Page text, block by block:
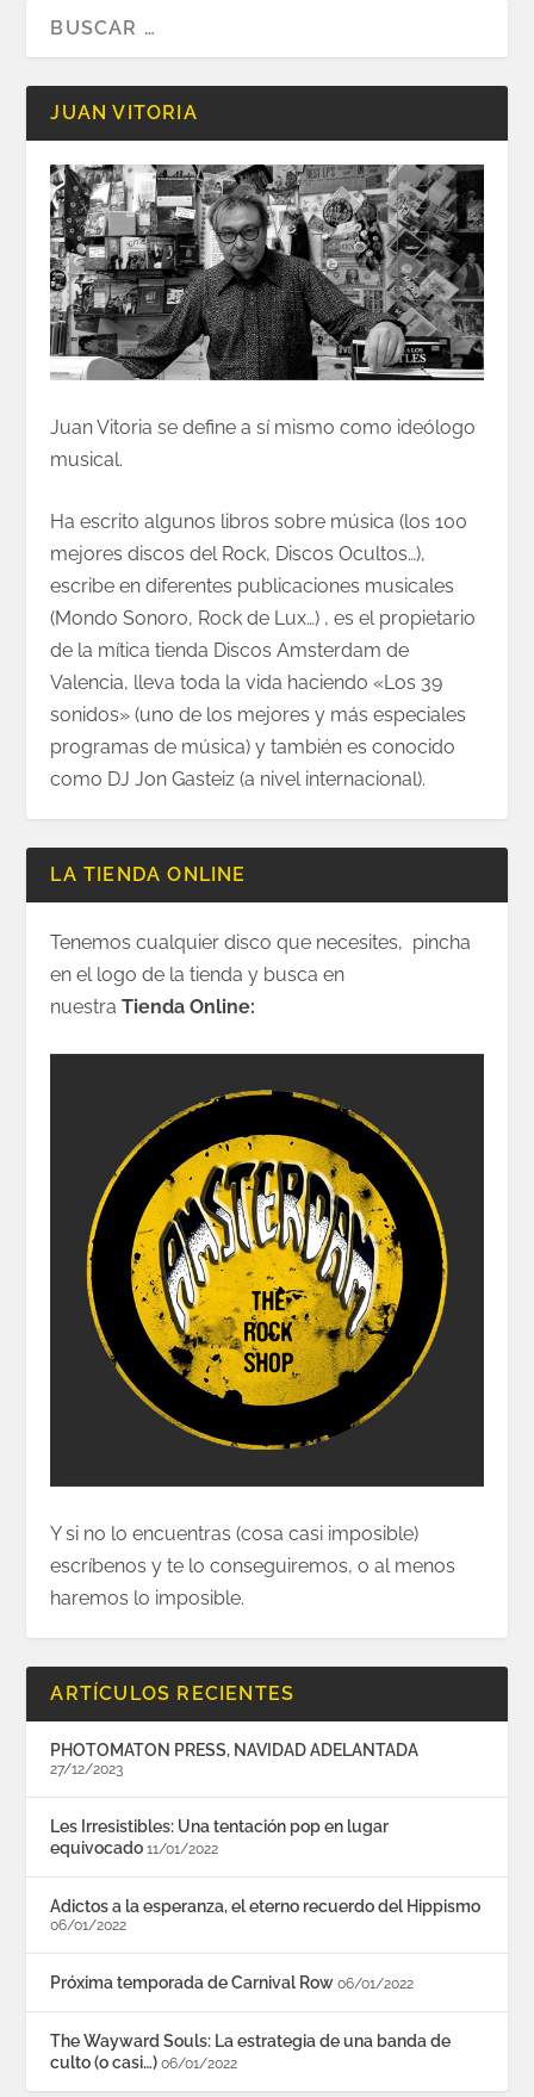
JUAN VITORIA
Juan Vitoria se define a sí mismo como ideólogo
musical.
Ha escrito algunos libros sobre música (los 100
mejores discos del Rock, Discos Ocultos…),
escribe en diferentes publicaciones musicales
(Mondo Sonoro, Rock de Lux…) , es el propietario
de la mítica tienda Discos Amsterdam de
Valencia, lleva toda la vida haciendo «Los 39
sonidos» (uno de los mejores y más especiales
programas de música) y también es conocido
como DJ Jon Gasteiz (a nivel internacional).
LA TIENDA ONLINE
Tenemos cualquier disco que necesites, pincha
en el logo de la tienda y busca en
nuestraTienda Online:
Y si no lo encuentras (cosa casi imposible)
escríbenos y te lo conseguiremos, o al menos
haremos lo imposible.
ARTÍCULOS RECIENTES
PHOTOMATON PRESS, NAVIDAD ADELANTADA
27/12/2023
Les Irresistibles: Una tentación pop en lugar
equivocado 11/01/2022
Adictos a la esperanza, el eterno recuerdo del Hippismo
06/01/2022
Próxima temporada de Carnival Row 06/01/2022
The Wayward Souls: La estrategia de una banda de
culto (o casi…) 06/01/2022